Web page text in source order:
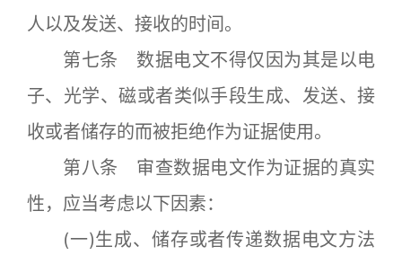
人以及发送、接收的时间。
第七条 数据电文不得仅因为其是以电
子、光学、磁或者类似手段生成、发送、接
收或者储存的而被拒绝作为证据使用。
第八条 审查数据电文作为证据的真实
性，应当考虑以下因素：
(一)生成、储存或者传递数据电文方法